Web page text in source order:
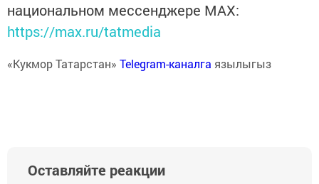
национальном мессенджере MАХ:
https://max.ru/tatmedia
«Кукмор Татарстан» Telegram-каналга язылыгыз
Оставляйте реакции